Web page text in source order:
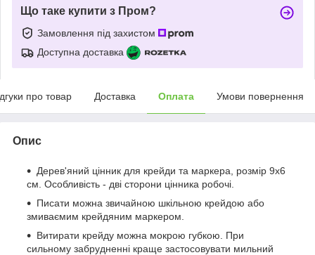
Що таке купити з Пром?
Замовлення під захистом
Доступна доставка
про товар Доставка Оплата Умови повернення
Опис
Дерев'яний цінник для крейди та маркера, розмір 9х6
см. Особливість - дві сторони цінника робочі.
Писати можна звичайною шкільною крейдою або
змиваємим крейдяним маркером.
Витирати крейду можна мокрою губкою. При
сильному забрудненні краще застосовувати мильний